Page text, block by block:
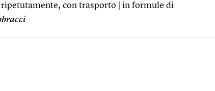
con trasporto
in formule di